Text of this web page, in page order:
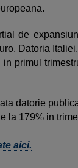
de
Datoria
primul
datorie
la 179% in
aici.